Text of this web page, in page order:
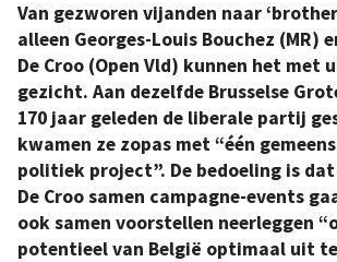
Van gezworen vijanden naar
alleen Georges-Louis Bouchez (MR)
De Croo (Open Vld) kunnen het met
gezicht. Aan dezelfde Brusselse
170 jaar geleden de liberale partij
kwamen ze zopas met “één
politiek project”. De bedoeling is dat
De Croo samen campagne-events
ook samen voorstellen neerleggen
potentieel van België optimaal uit te